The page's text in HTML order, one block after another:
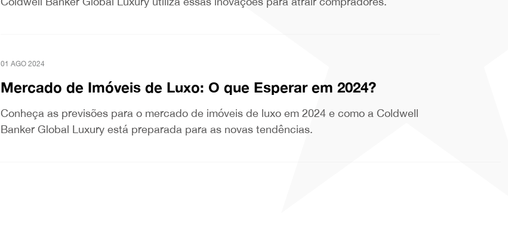
01 AGO 2024
Mercado de Imóveis de Luxo: O que Esperar em 2024?
Conheça as previsões para o mercado de imóveis de luxo em 2024 e como a Coldwell
Banker Global Luxury está preparada para as novas tendências.